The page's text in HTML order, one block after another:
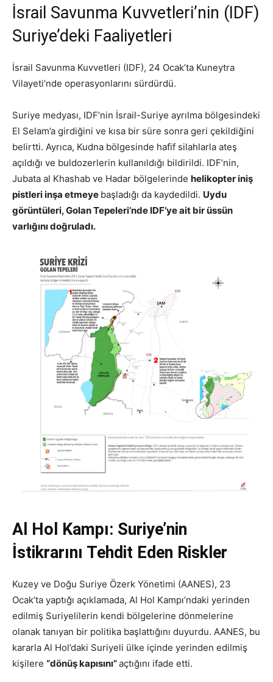
İsrail Savunma Kuvvetleri’nin (IDF)
Suriye’deki Faaliyetleri
İsrail Savunma Kuvvetleri (IDF), 24 Ocak’ta Kuneytra
Vilayeti’nde operasyonlarını sürdürdü.
Suriye medyası, IDF’nin İsrail-Suriye ayrılma bölgesindeki
El Selam’a girdiğini ve kısa bir süre sonra geri çekildiğini
belirtti. Ayrıca, Kudna bölgesinde hafif silahlarla ateş
açıldığı ve buldozerlerin kullanıldığı bildirildi. IDF’nin,
Jubata al Khashab ve Hadar bölgelerinde helikopter iniş
pistleri inşa etmeye başladığı da kaydedildi. Uydu
görüntüleri, Golan Tepeleri’nde IDF’ye ait bir üssün
varlığını doğruladı.
Al Hol Kampı: Suriye’nin
İstikrarını Tehdit Eden Riskler
Kuzey ve Doğu Suriye Özerk Yönetimi (AANES), 23
Ocak’ta yaptığı açıklamada, Al Hol Kampı’ndaki yerinden
edilmiş Suriyelilerin kendi bölgelerine dönmelerine
olanak tanıyan bir politika başlattığını duyurdu. AANES, bu
kararla Al Hol’daki Suriyeli ülke içinde yerinden edilmiş
kişilere “dönüş kapısını”açtığını ifade etti.